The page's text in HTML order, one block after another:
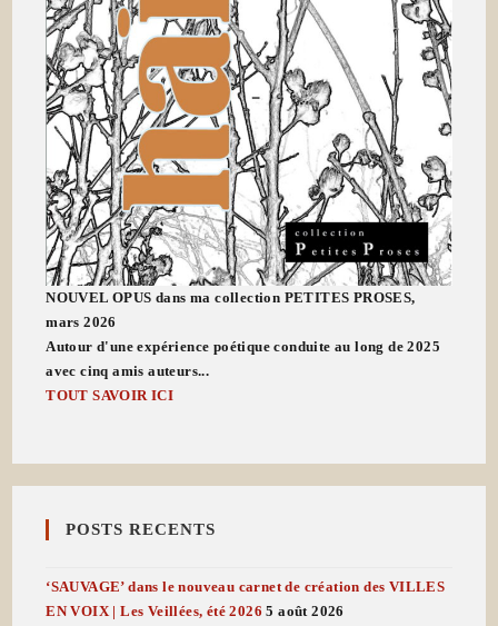
NOUVEL OPUS dans ma collection PETITES PROSES,
mars 2026
Autour d'une expérience poétique conduite au long de 2025
avec cinq amis auteurs...
TOUT SAVOIR ICI
POSTS RECENTS
‘SAUVAGE’ dans le nouveau carnet de création des VILLES
EN VOIX | Les Veillées, été 2026 5 août 2026